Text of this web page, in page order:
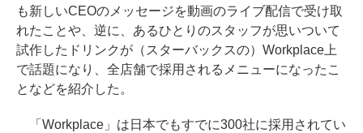
も新しいCEOのメッセージを動画のライブ配信で受け取
れたことや、逆に、あるひとりのスタッフが思いついて
試作したドリンクが（スターバックスの）Workplace上
で話題になり、全店舗で採用されるメニューになったこ
となどを紹介した。
「Workplace」は日本でもすでに300社に採用されてい